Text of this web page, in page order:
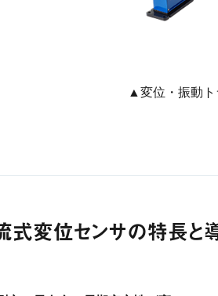
▲変位・振動ト
式変位センサの特長と